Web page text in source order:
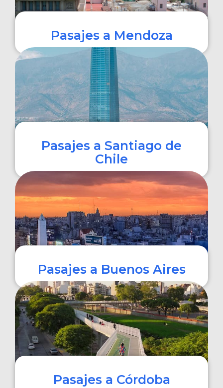
Pasajes a Mendoza
COMPRAR
Pasajes a Santiago de
Chile
Pasajes a Buenos Aires
COMPRAR
Pasajes a Córdoba